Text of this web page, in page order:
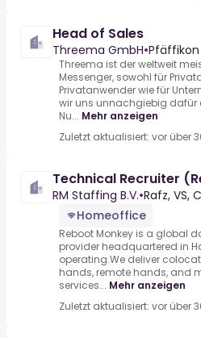
Head of Sales
Threema GmbH•Pfäffikon
Threema ist der weltweit
Messenger, sowohl für
Privatanwender wie für
wir uns unnachgiebig dafür
Nu... Mehr anzeigen
Zuletzt aktualisiert: vor über
Technical Recruiter
RM Staffing B.V.•Rafz, VS,
Homeoffice
Reboot Monkey is a global
provider headquartered in
operating.We deliver
hands, remote hands, and
services... Mehr anzeigen
Zuletzt aktualisiert: vor über